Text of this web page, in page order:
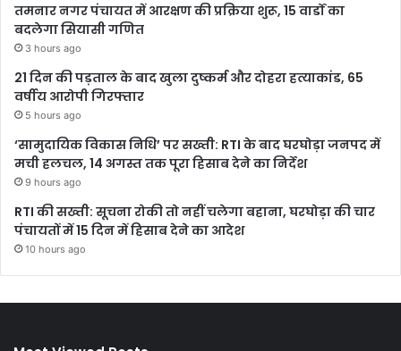
तमनार नगर पंचायत में आरक्षण की प्रक्रिया शुरू, 15 वार्डों का
बदलेगा सियासी गणित
3 hours ago
21 दिन की पड़ताल के बाद खुला दुष्कर्म और दोहरा हत्याकांड, 65
वर्षीय आरोपी गिरफ्तार
5 hours ago
‘सामुदायिक विकास निधि’ पर सख्ती: RTI के बाद घरघोड़ा जनपद में
मची हलचल, 14 अगस्त तक पूरा हिसाब देने का निर्देश
9 hours ago
RTI की सख्ती: सूचना रोकी तो नहीं चलेगा बहाना, घरघोड़ा की चार
पंचायतों में 15 दिन में हिसाब देने का आदेश
10 hours ago